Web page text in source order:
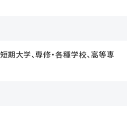
期大学、専修・各種学校、高等専